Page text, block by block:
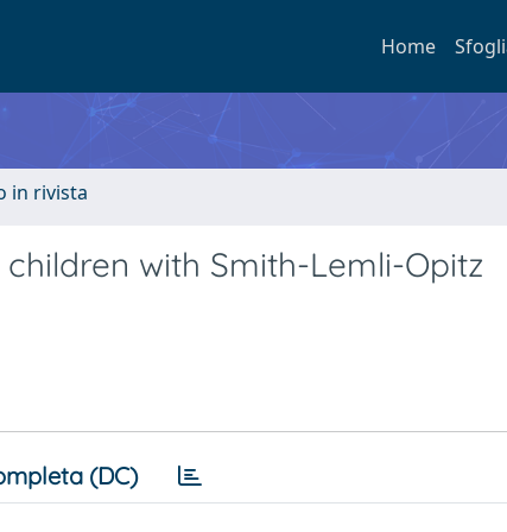
Home
in rivista
with Smith-Lemli-Opitz
(DC)